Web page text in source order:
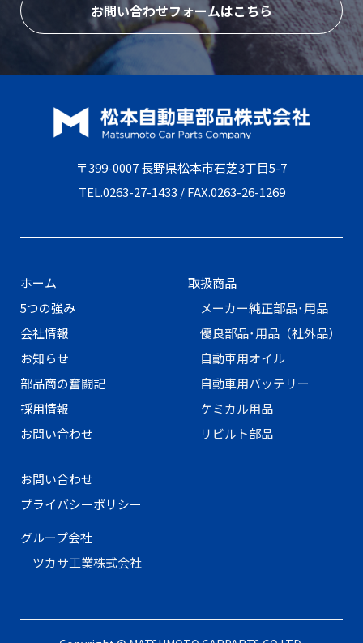
お問い合わせフォームはこちら
〒399-0007 長野県松本市石芝3丁目5-7
TEL.0263-27-1433 / FAX.0263-26-1269
ホーム
5つの強み
会社情報
お知らせ
部品商の奮闘記
採用情報
お問い合わせ
取扱商品
メーカー純正部品･用品
優良部品･用品（社外品）
自動車用オイル
自動車用バッテリー
ケミカル用品
リビルト部品
お問い合わせ
プライバシーポリシー
グループ会社
ツカサ工業株式会社